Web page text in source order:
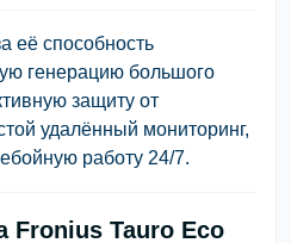
её способность
генерацию большого
защиту от
удалённый мониторинг,
работу 24/7.
Fronius Tauro Eco